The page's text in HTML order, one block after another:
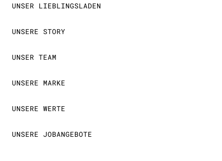
UNSER LIEBLINGSLADEN
UNSERE STORY
UNSER TEAM
UNSERE MARKE
UNSERE WERTE
UNSERE JOBANGEBOTE